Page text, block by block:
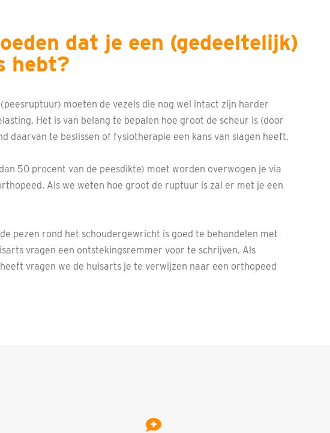
dat je een (gedeeltelijk)
hebt?
moeten de vezels die nog wel intact zijn harder
Het is van belang te bepalen hoe groot de scheur is (door
daarvan te beslissen of fysiotherapie een kans van slagen heeft.
50 procent van de peesdikte) moet worden overwogen je via
Als we weten hoe groot de ruptuur is zal er met je een
pezen rond het schoudergewricht is goed te behandelen met
vragen een ontstekingsremmer voor te schrijven. Als
vragen we de huisarts je te verwijzen naar een orthopeed